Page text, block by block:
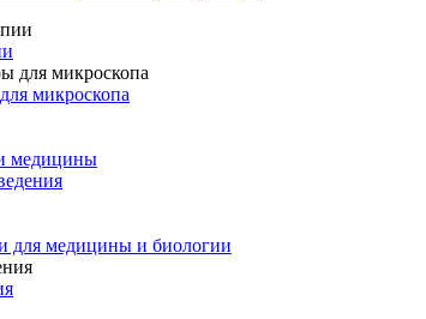
микроскопа
медицины
для медицины и биологии